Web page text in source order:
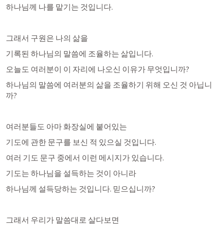
하나님께 나를 맡기는 것입니다.
그래서 구원은 나의 삶을
기록된 하나님의 말씀에 조율하는 삶입니다.
오늘도 여러분이 이 자리에 나오신 이유가 무엇입니까?
하나님의 말씀에 여러분의 삶을 조율하기 위해 오신 것 아닙니
까?
여러분들도 아마 화장실에 붙어있는
기도에 관한 문구를 보신 적 있으실 것입니다.
여러 기도 문구 중에서 이런 메시지가 있습니다.
기도는 하나님을 설득하는 것이 아니라
하나님께 설득당하는 것입니다. 믿으십니까?
그래서 우리가 말씀대로 살다보면